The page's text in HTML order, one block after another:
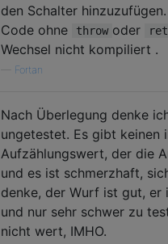
den Schalter
Code ohne
throw oder
Wechsel nicht kompiliert .
Fortan
Nach Überlegung denke
ungetestet. Es gibt keinen
Aufzählungswert, der die
und es ist schmerzhaft,
denke, der Wurf ist gut, er
und nur sehr schwer zu
nicht wert, IMHO.